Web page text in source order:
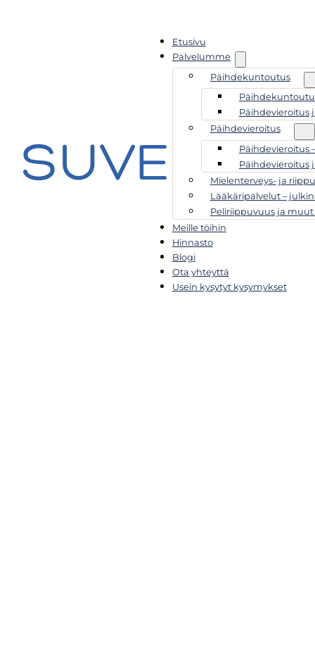
Etusivu
Palvelumme
Päihdekuntoutus
Päihdevieroitus
Päihdevieroitus
Päihdevieroitus
Päihdevieroitus
Mielenterveys- ja
Lääkäripalvelut –
Peliriippuvuus ja
Meille töihin
Hinnasto
Blogi
Ota yhteyttä
Usein kysytyt kysymykset